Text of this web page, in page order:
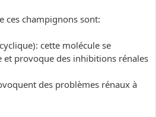
ces champignons sont:
cette molécule se
provoque des inhibitions rénales
des problèmes rénaux à